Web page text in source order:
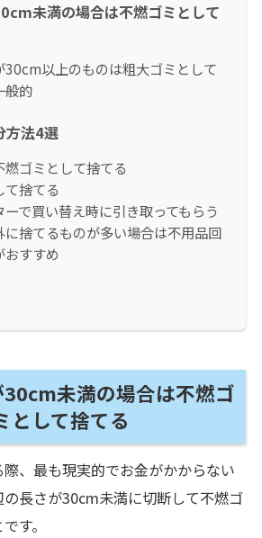
未満の場合は不燃ゴミとして
30cm以上のものは粗大ゴミとして
般的
方法4選
燃ゴミとして捨てる
捨てる
で買い替え時に引き取ってもらう
に捨てるものが多い場合は不用品回
おすすめ
未満の場合は不燃ゴ
として捨てる
、最も現実的でお金がかからない
長さが30cm未満に切断して不燃ゴ
す。